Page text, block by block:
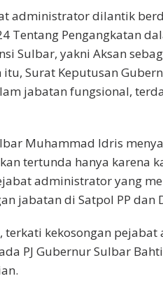
administrator dilantik
Tentang Pengangkatan
Sulbar, yakni Aksan
itu, Surat Keputusan
jabatan fungsional,
Muhammad Idris
tertunda hanya karena
administrator yang
jabatan di Satpol PP dan
terkati kekosongan
PJ Gubernur Sulbar